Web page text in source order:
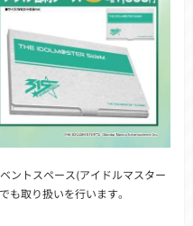
も取り扱いを行います。